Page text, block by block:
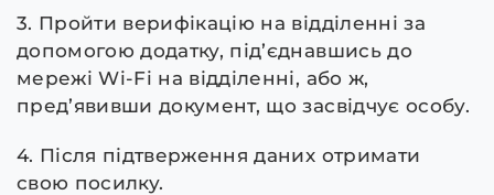
3. Пройти верифікацію на відділенні за
допомогою додатку, під’єднавшись до
мережі Wi-Fi на відділенні, або ж,
пред’явивши документ, що засвідчує особу.
4. Після підтверження даних отримати
свою посилку.